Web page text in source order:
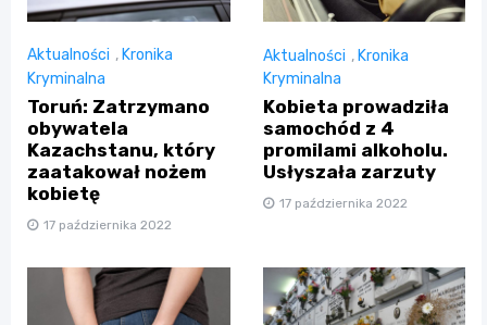
Aktualności , Kronika
Kryminalna
Toruń: Zatrzymano
obywatela
Kazachstanu, który
zaatakował nożem
kobietę
17 października 2022
Aktualności , Kronika
Kryminalna
Kobieta prowadziła
samochód z 4
promilami alkoholu.
Usłyszała zarzuty
17 października 2022